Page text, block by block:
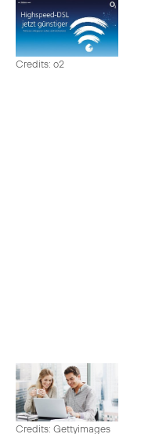
Credits: o2
Credits: Gettyimages